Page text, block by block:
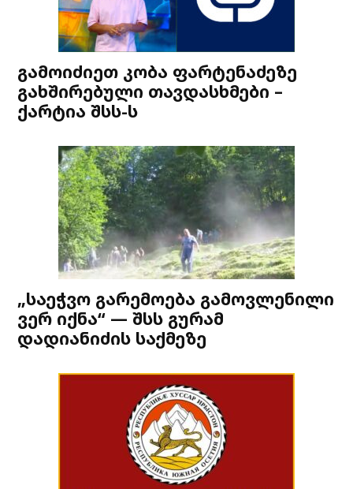
გამოიძიეთ კობა ფარტენაძეზე
გახშირებული თავდასხმები –
ქარტია შსს-ს
„საეჭვო გარემოება გამოვლენილი
ვერ იქნა“ — შსს გურამ
დადიანიძის საქმეზე